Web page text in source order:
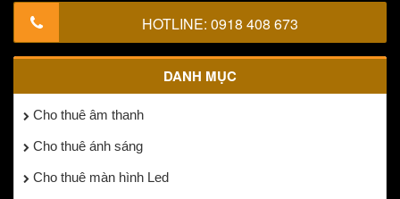
HOTLINE: 0918 408 673
DANH MỤC
Cho thuê âm thanh
Cho thuê ánh sáng
Cho thuê màn hình Led